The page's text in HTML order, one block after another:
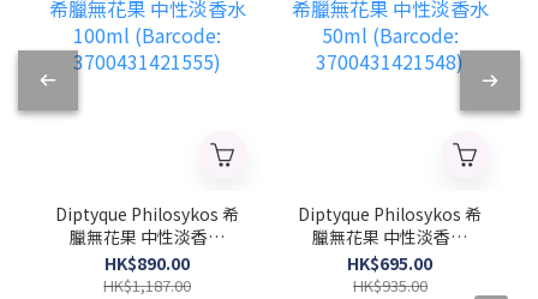
Diptyque Philosykos 希
臘無花果 中性淡香水
100ml (Barcode:
3700431421555)
HK$890.00
HK$1,187.00
Diptyque Philosykos 希
臘無花果 中性淡香水
50ml (Barcode:
3700431421548)
HK$695.00
HK$935.00